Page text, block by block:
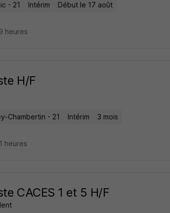
- 21 Intérim Début le 17 août
heures
H/F
Chambertin - 21 Intérim 3 mois
heures
CACES 1 et 5 H/F